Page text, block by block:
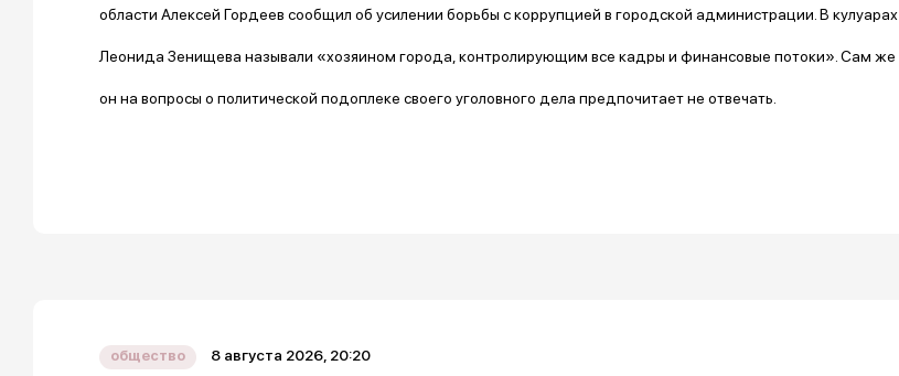
области Алексей Гордеев сообщил об усилении борьбы с коррупцией в городской администрации. В кулуарах
Леонида Зенищева называли «хозяином города, контролирующим все кадры и финансовые потоки». Сам же
он на вопросы о политической подоплеке своего уголовного дела предпочитает не отвечать.
общество 8 августа 2026, 20:20